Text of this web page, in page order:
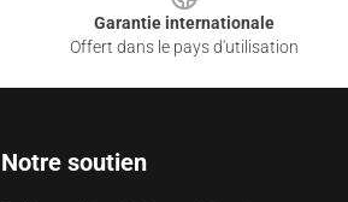
Garantie internationale
Offert dans le pays d'utilisation
Notre soutien